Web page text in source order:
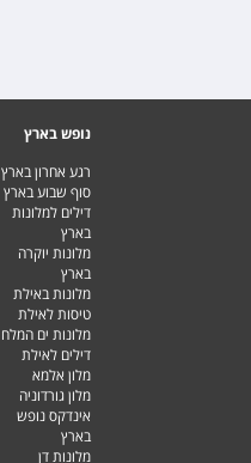
נופש בארץ
רגע אחרון בארץ
סוף שבוע בארץ
דילים למלונות
בארץ
מלונות יוקרה
בארץ
מלונות באילת
טיסות לאילת
מלונות ים המלח
דילים לאילת
מלון אלמא
מלון גורדוניה
אינדקס נופש
בארץ
מלונות דן